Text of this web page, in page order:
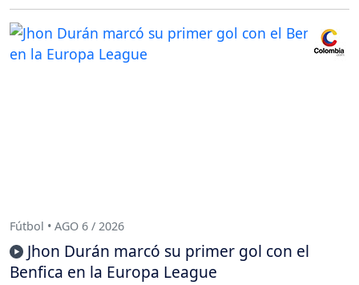
Fútbol • AGO 6 / 2026
Jhon Durán marcó su primer gol con el
Benfica en la Europa League